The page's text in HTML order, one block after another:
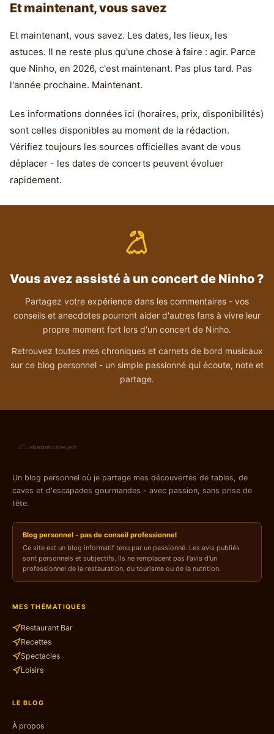
Et maintenant, vous savez
Et maintenant, vous savez. Les dates, les lieux, les
astuces. Il ne reste plus qu'une chose à faire : agir. Parce
que Ninho, en 2026, c'est maintenant. Pas plus tard. Pas
l'année prochaine. Maintenant.
Les informations données ici (horaires, prix, disponibilités)
sont celles disponibles au moment de la rédaction.
Vérifiez toujours les sources officielles avant de vous
déplacer - les dates de concerts peuvent évoluer
rapidement.
Vous avez assisté à un concert de Ninho ?
Partagez votre expérience dans les commentaires - vos
conseils et anecdotes pourront aider d'autres fans à vivre leur
propre moment fort lors d'un concert de Ninho.
Retrouvez toutes mes chroniques et carnets de bord musicaux
sur ce blog personnel - un simple passionné qui écoute, note et
partage.
Un blog personnel où je partage mes découvertes de tables, de
caves et d'escapades gourmandes - avec passion, sans prise de
tête.
Blog personnel - pas de conseil professionnel
Ce site est un blog informatif tenu par un passionné. Les avis publiés
sont personnels et subjectifs. Ils ne remplacent pas l'avis d'un
professionnel de la restauration, du tourisme ou de la nutrition.
MES THÉMATIQUES
Restaurant Bar
Recettes
Spectacles
Loisirs
LE BLOG
À propos